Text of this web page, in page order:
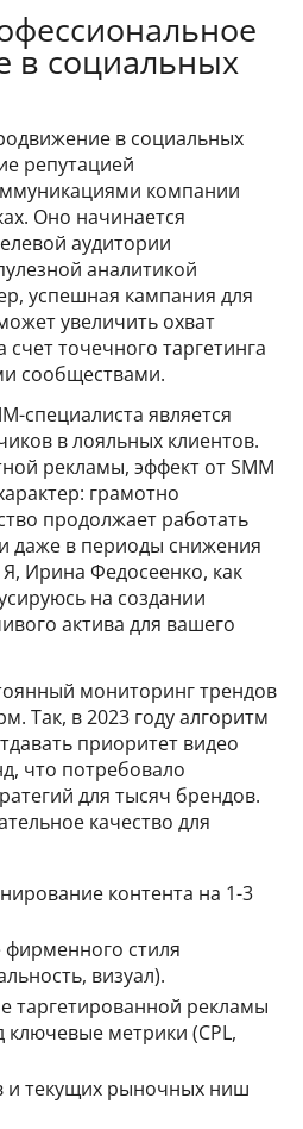
в социальных
в социальных
репутацией
компании
Оно начинается
аудитории
аналитикой
успешная кампания для
увеличить охват
счет точечного таргетинга
сообществами.
специалиста является
в лояльных клиентов.
рекламы, эффект от SMM
грамотно
продолжает работать
даже в периоды снижения
Ирина Федосеенко, как
на создании
актива для вашего
мониторинг трендов
Так, в 2023 году алгоритм
приоритет видео
что потребовало
для тысяч брендов.
качество для
контента на 1-3
стиля
визуал).
таргетированной рекламы
метрики (CPL,
и текущих рыночных ниш